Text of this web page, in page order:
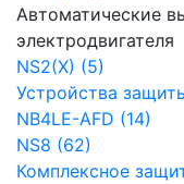
Автоматические
электродвигателя
NS2(X) (5)
Устройства
NB4LE-AFD (14)
NS8 (62)
Комплексное